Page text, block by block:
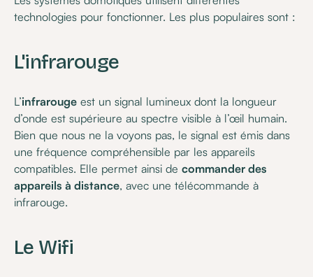
technologies pour fonctionner. Les plus populaires sont :
L'infrarouge
L’infrarouge est un signal lumineux dont la longueur
d’onde est supérieure au spectre visible à l’œil humain.
Bien que nous ne la voyons pas, le signal est émis dans
une fréquence compréhensible par les appareils
compatibles. Elle permet ainsi decommander des
appareils à distance, avec une télécommande à
infrarouge.
Le Wifi